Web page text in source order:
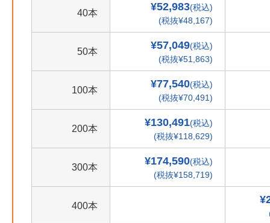
40本
¥52,983(税込)
(税抜¥48,167)
50本
¥57,049(税込)
(税抜¥51,863)
100本
¥77,540(税込)
(税抜¥70,491)
200本
¥130,491(税込)
(税抜¥118,629)
300本
¥174,590(税込)
(税抜¥158,719)
400本